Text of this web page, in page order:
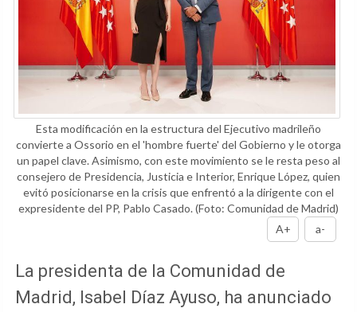
Esta modificación en la estructura del Ejecutivo madrileño
convierte a Ossorio en el 'hombre fuerte' del Gobierno y le otorga
un papel clave. Asimismo, con este movimiento se le resta peso al
consejero de Presidencia, Justicia e Interior, Enrique López, quien
evitó posicionarse en la crisis que enfrentó a la dirigente con el
expresidente del PP, Pablo Casado.(Foto: Comunidad de Madrid)
A+
a-
La presidenta de la Comunidad de
Madrid, Isabel Díaz Ayuso, ha anunciado